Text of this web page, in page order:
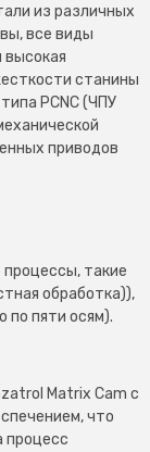
из различных
все виды
высокая
станины
PCNC (ЧПУ
приводов
такие
обработка)),
по пяти осям).
Matrix Cam с
что
процесс